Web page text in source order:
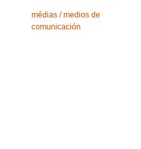
médias / medios de
comunicación